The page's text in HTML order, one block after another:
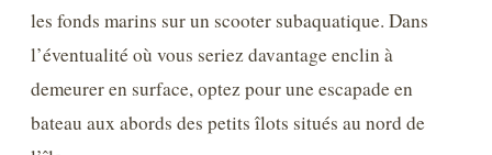
les fonds marins sur un scooter subaquatique. Dans
l’éventualité où vous seriez davantage enclin à
demeurer en surface, optez pour une escapade en
bateau aux abords des petits îlots situés au nord de